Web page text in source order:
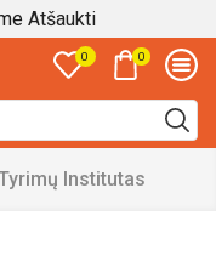
Atšaukti
0 0
Institutas